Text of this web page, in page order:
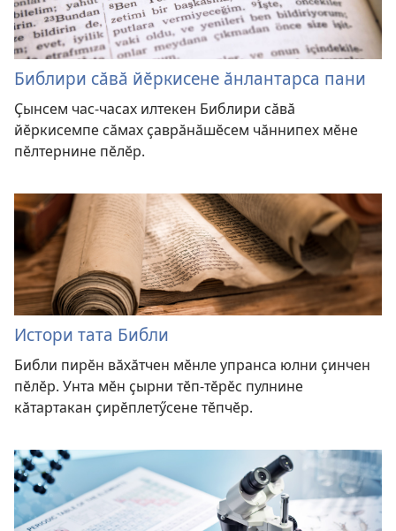
Библири сӑвӑ йӗркисене ӑнлантарса пани
Ҫынсем час-часах илтекен Библири сӑвӑ
йӗркисемпе сӑмах ҫаврӑнӑшӗсем чӑннипех мӗне
пӗлтернине пӗлӗр.
Истори тата Библи
Библи пирӗн вӑхӑтчен мӗнле упранса юлни ҫинчен
пӗлӗр. Унта мӗн ҫырни тӗп-тӗрӗс пулнине
кӑтартакан ҫирӗплетӳсене тӗпчӗр.